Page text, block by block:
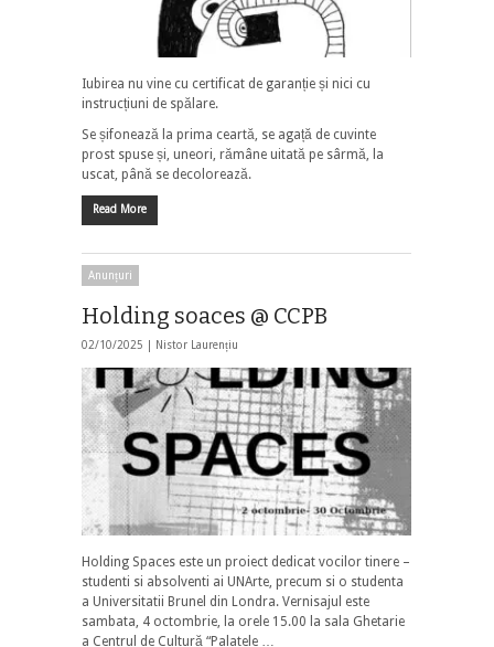
Iubirea nu vine cu certificat de garanție și nici cu
instrucțiuni de spălare.
Se șifonează la prima ceartă, se agață de cuvinte
prost spuse și, uneori, rămâne uitată pe sârmă, la
uscat, până se decolorează.
Read More
Anunțuri
Holding soaces @ CCPB
02/10/2025 | Nistor Laurențiu
Holding Spaces este un proiect dedicat vocilor tinere –
studenti si absolventi ai UNArte, precum si o studenta
a Universitatii Brunel din Londra. Vernisajul este
sambata, 4 octombrie, la orele 15.00 la sala Ghetarie
a Centrul de Cultură “Palatele …